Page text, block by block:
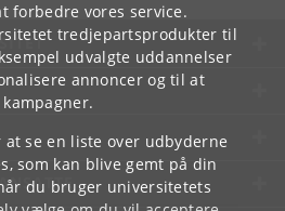
forbedre vores service.
tredjepartsprodukter til
udvalgte uddannelser
annoncer og til at
at se en liste over udbyderne
som kan blive gemt på din
du bruger universitetets